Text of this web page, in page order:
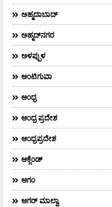
ಅಹ್ಮದಾಬಾದ್
ಅಹ್ಮದ್‌ನಗರ
ಅಳಪ್ಪುಳ
ಆಂಟಿಗುವಾ
ಆಂಧ್ರ
ಆಂಧ್ರ ಪ್ರದೇಶ
ಆಂಧ್ರಪ್ರದೇಶ
ಆಕ್ಲೆಂಡ್
ಆಗಂ
ಆಗರ್‌ ಮಾಲ್ವಾ